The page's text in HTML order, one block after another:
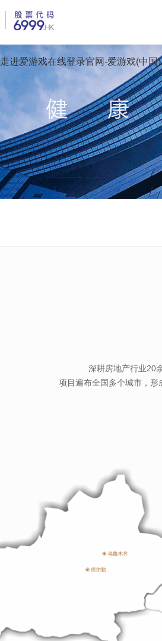
走进爱游戏在线登录官网-爱游戏(中国
深耕房地产行业20
项目遍布全国多个城市，形